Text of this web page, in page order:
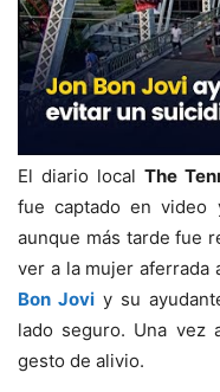
El diario local The
fue captado en video
aunque más tarde fue
ver a la mujer aferrada
Bon Jovi y su
lado seguro. Una vez
gesto de alivio.